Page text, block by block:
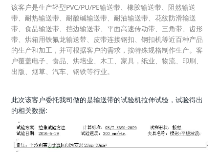
该客户是生产轻型PVC/PU/PE输送带、橡胶输送带、阻然输送
带、耐热输送带、耐酸碱输送带、耐油输送带、花纹防滑输送
带、食品输送带、挡边输送带、平面高速传动带、三角带、齿形
带、烘箱用铁氟龙输送带、皮带连接钢扣、钢扣机等近百种产品
的生产和加工，并可根据客户的需求，按特殊规格制作生产。客
户覆盖电子、食品、烘培业、木工、家具，纸业、物流、印刷、
出版、烟草、汽车、钢铁等行业。
此次该客户委托我司做的是输送带的试验机拉伸试验，试验得出
的相关数据: